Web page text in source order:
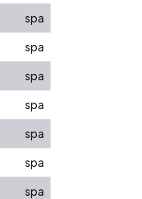
spa
spa
spa
spa
spa
spa
spa